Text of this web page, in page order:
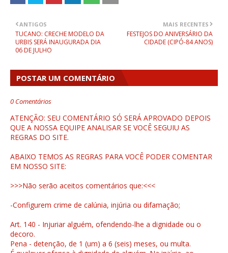
MAIS RECENTES
FESTEJOS DO ANIVERSÁRIO DA
CIDADE (CIPÓ-84 ANOS)
ANTIGOS
TUCANO: CRECHE MODELO DA
URBIS SERÁ INAUGURADA DIA
06 DE JULHO
POSTAR UM COMENTÁRIO
0 Comentários
ATENÇÃO: SEU COMENTÁRIO SÓ SERÁ APROVADO DEPOIS
QUE A NOSSA EQUIPE ANALISAR SE VOCÊ SEGUIU AS
REGRAS DO SITE.
ABAIXO TEMOS AS REGRAS PARA VOCÊ PODER COMENTAR
EM NOSSO SITE:
>>>Não serão aceitos comentários que:<<<
-Configurem crime de calúnia, injúria ou difamação;
Art. 140 - Injuriar alguém, ofendendo-lhe a dignidade ou o
decoro.
Pena - detenção, de 1 (um) a 6 (seis) meses, ou multa.